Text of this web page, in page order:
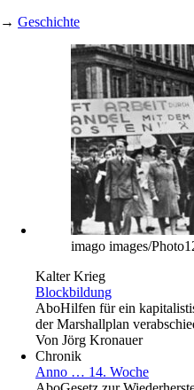
→ Geschichte
imago images/
Kalter Krieg
Blockbildung
AboHilfen für ein
der Marshallplan
Von Jörg Kronauer
Chronik
Anno … 14. Woche